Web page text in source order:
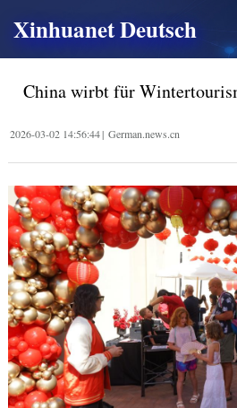
Xinhuanet Deutsch
China wirbt für
2026-03-02 14:56:44| German.news.cn